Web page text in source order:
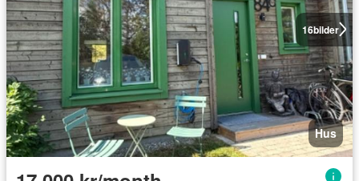
16bilder
Hus